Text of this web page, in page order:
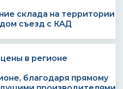
склада на территории
съезд с КАД
благодаря прямому